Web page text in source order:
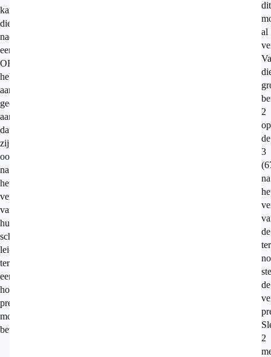
kankerpatiënten
die
nadien
een
ORV
hebben
aangevraagd,
geeft
aan
dat
zij
ook
na
het
verstrijken
van
hun
schone-
lei-
termijn
een
hogere
premie
moeten
betalen.
dit
al
2
op
de
3
na
de
de
2